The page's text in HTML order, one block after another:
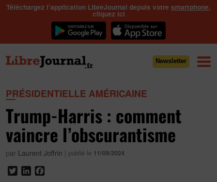
Téléchargez l’application LibreJournal depuis votre smartphone,
cliquez ici
Newsletter
PRÉSIDENTIELLE AMÉRICAINE
Trump-Harris : comment
vaincre l’obscurantisme
par Laurent Joffrin | publié le 11/09/2024
TwitterLinkedIn